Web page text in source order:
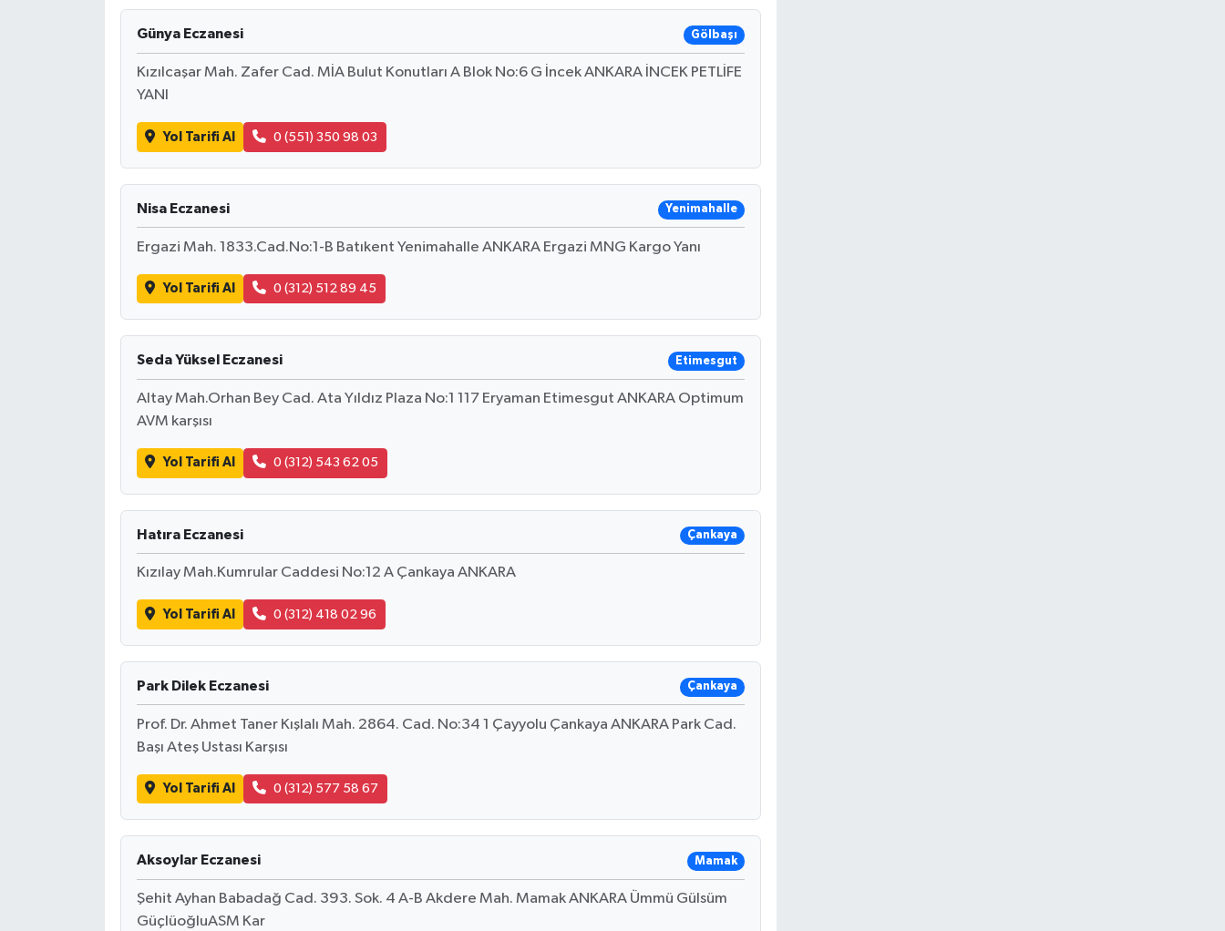
Günya Eczanesi Gölbaşı
Kızılcaşar Mah. Zafer Cad. MİA Bulut Konutları A Blok No:6 G İncek ANKARA İNCEK PETLİFE
YANI
Yol Tarifi Al 0 (551) 350 98 03
Nisa Eczanesi Yenimahalle
Ergazi Mah. 1833.Cad.No:1-B Batıkent Yenimahalle ANKARA Ergazi MNG Kargo Yanı
Yol Tarifi Al 0 (312) 512 89 45
Seda Yüksel Eczanesi Etimesgut
Altay Mah.Orhan Bey Cad. Ata Yıldız Plaza No:1 117 Eryaman Etimesgut ANKARA Optimum
AVM karşısı
Yol Tarifi Al 0 (312) 543 62 05
Hatıra Eczanesi Çankaya
Kızılay Mah.Kumrular Caddesi No:12 A Çankaya ANKARA
Yol Tarifi Al 0 (312) 418 02 96
Park Dilek Eczanesi Çankaya
Prof. Dr. Ahmet Taner Kışlalı Mah. 2864. Cad. No:34 1 Çayyolu Çankaya ANKARA Park Cad.
Başı Ateş Ustası Karşısı
Yol Tarifi Al 0 (312) 577 58 67
Aksoylar Eczanesi Mamak
Şehit Ayhan Babadağ Cad. 393. Sok. 4 A-B Akdere Mah. Mamak ANKARA Ümmü Gülsüm
GüçlüoğluASM Kar